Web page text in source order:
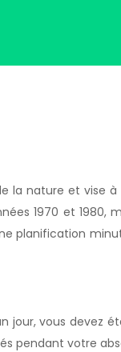
nature et vise
1970 et 1980,
planification
vous devez
pendant votre